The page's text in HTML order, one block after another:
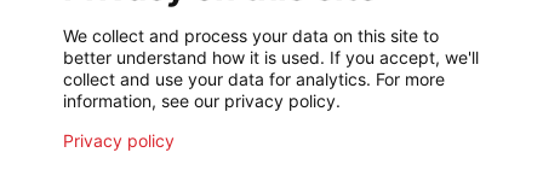
Coordonnées bancaires :
LU75 1111 0000 4848 0000
Comportement responsable
We collect and process your data on this site to
better understand how it is used. If you accept, we'll
collect and use your data for analytics. For more
information, see our privacy policy.
Privacy policy